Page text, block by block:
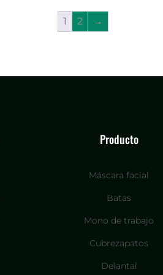
1 2 →
Producto
Máscara facial
Batas
Mono de trabajo
Cubrezapatos
Delantal